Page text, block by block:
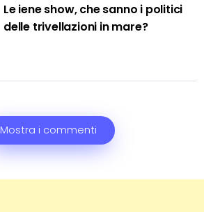
Le iene show, che sanno i politici
delle trivellazioni in mare?
Mostra i commenti